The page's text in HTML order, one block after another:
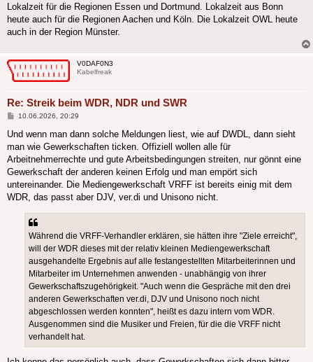
Lokalzeit für die Regionen Essen und Dortmund. Lokalzeit aus Bonn
heute auch für die Regionen Aachen und Köln. Die Lokalzeit OWL heute
auch in der Region Münster.
V0DAF0N3
Kabelfreak
Re: Streik beim WDR, NDR und SWR
Beitrag
10.06.2026, 20:29
Und wenn man dann solche Meldungen liest, wie auf DWDL, dann sieht
man wie Gewerkschaften ticken. Offiziell wollen alle für
Arbeitnehmerrechte und gute Arbeitsbedingungen streiten, nur gönnt eine
Gewerkschaft der anderen keinen Erfolg und man empört sich
untereinander. Die Mediengewerkschaft VRFF ist bereits einig mit dem
WDR, das passt aber DJV, ver.di und Unisono nicht.
Während die VRFF-Verhandler erklären, sie hätten ihre "Ziele erreicht",
will der WDR dieses mit der relativ kleinen Mediengewerkschaft
ausgehandelte Ergebnis auf alle festangestellten Mitarbeiterinnen und
Mitarbeiter im Unternehmen anwenden - unabhängig von ihrer
Gewerkschaftszugehörigkeit. "Auch wenn die Gespräche mit den drei
anderen Gewerkschaften ver.di, DJV und Unisono noch nicht
abgeschlossen werden konnten", heißt es dazu intern vom WDR.
Ausgenommen sind die Musiker und Freien, für die die VRFF nicht
verhandelt hat.